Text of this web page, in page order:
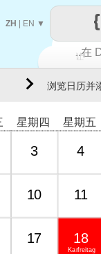
让
..在
ZH EN ▼
浏览日历并
星期四 星期五
3 4
10 11
17
Karfreitag
18